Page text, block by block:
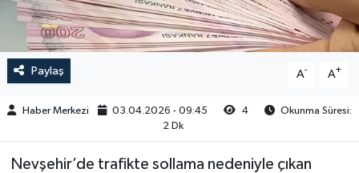
Paylaş A- A+
Haber Merkezi 03.04.2026 - 09:45 4
Okunma Süresi:
2 Dk
Nevşehir’de trafikte sollama nedeniyle çıkan